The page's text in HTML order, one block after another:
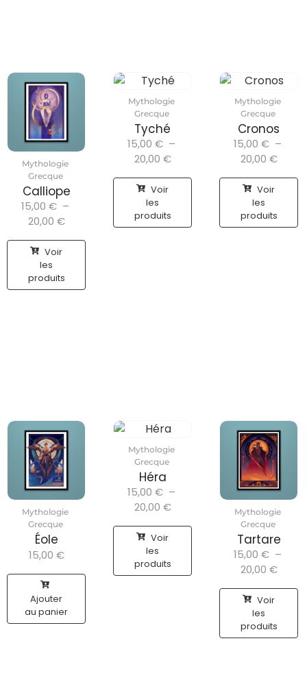
Mythologie
Grecque
Calliope
15,00 € –
20,00 €
Voir
les
produits
Mythologie
Grecque
Tyché
15,00 € –
20,00 €
Voir
les
produits
Mythologie
Grecque
Cronos
15,00 € –
20,00 €
Voir
les
produits
Mythologie
Grecque
Éole
15,00 €
Ajouter
au panier
Mythologie
Grecque
Héra
15,00 € –
20,00 €
Voir
les
produits
Mythologie
Grecque
Tartare
15,00 € –
20,00 €
Voir
les
produits